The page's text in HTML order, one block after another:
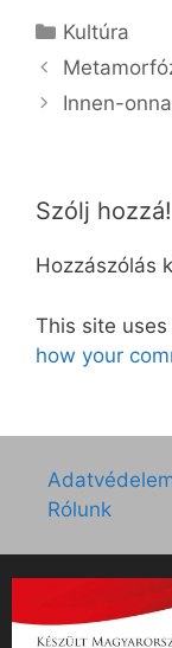
Kategória
Kultúra
Innen-
Szólj hozzá!
Hozzászólás
This site
how your
Rólunk